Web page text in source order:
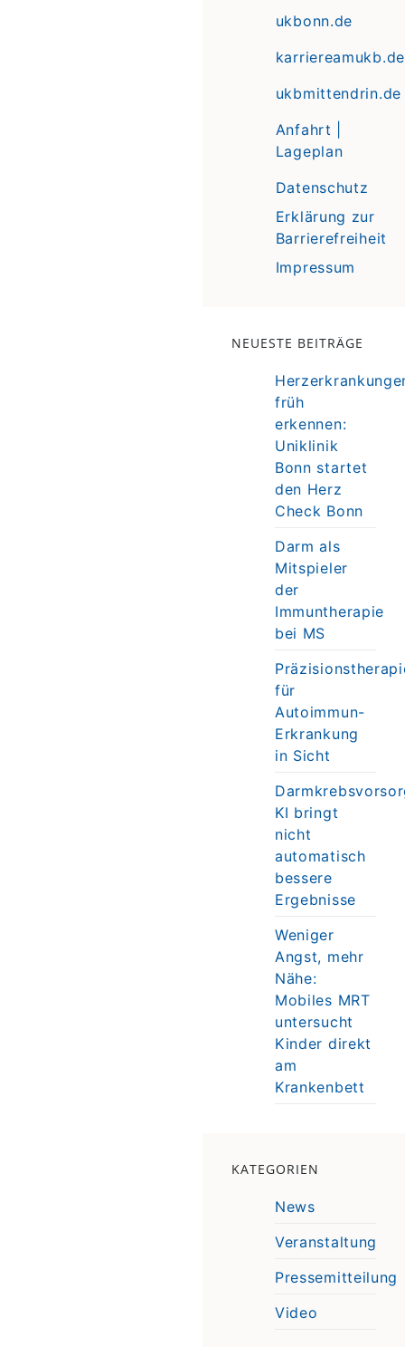
ukbonn.de
karriereamukb.de
ukbmittendrin.de
Anfahrt |
Lageplan
Datenschutz
Erklärung zur
Barrierefreiheit
Impressum
NEUESTE BEITRÄGE
früh
erkennen:
Uniklinik
Bonn startet
den Herz
Check Bonn
Darm als
Mitspieler
der
Immuntherapie
bei MS
für
Autoimmun-
Erkrankung
in Sicht
KI bringt
nicht
automatisch
bessere
Ergebnisse
Weniger
Angst, mehr
Nähe:
Mobiles MRT
untersucht
Kinder direkt
am
Krankenbett
KATEGORIEN
News
Veranstaltung
Pressemitteilung
Video